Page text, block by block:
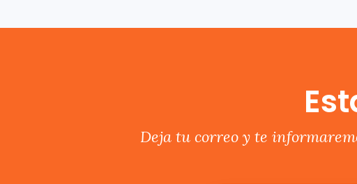
Deja tu correo y te